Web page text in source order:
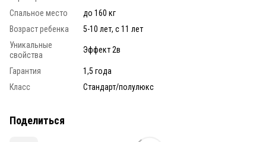
Спальное место
до 160 кг
Возраст ребенка
5-10 лет, с 11 лет
Уникальные
свойства
Эффект 2в
Гарантия
1,5 года
Класс
Стандарт/полулюкс
Поделиться